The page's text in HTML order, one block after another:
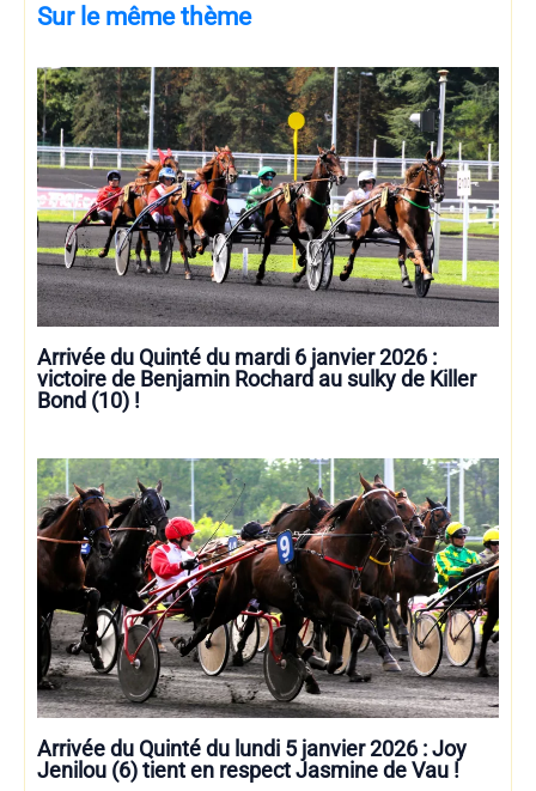
Sur le même thème
Arrivée du Quinté du mardi 6 janvier 2026 :
victoire de Benjamin Rochard au sulky de Killer
Bond (10) !
Arrivée du Quinté du lundi 5 janvier 2026 : Joy
Jenilou (6) tient en respect Jasmine de Vau !